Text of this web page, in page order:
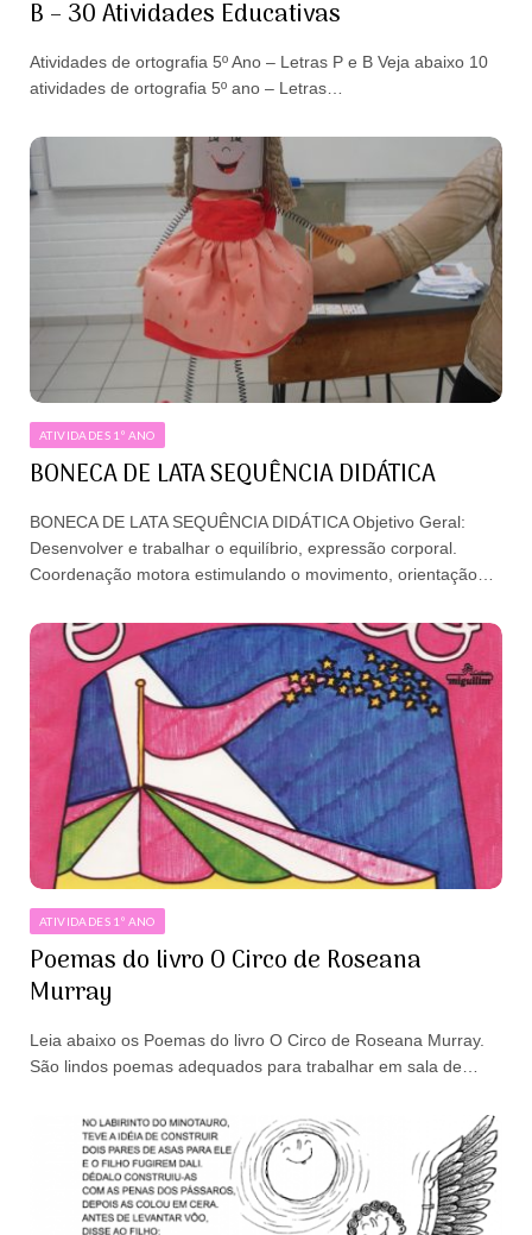
B – 30 Atividades Educativas
Atividades de ortografia 5º Ano – Letras P e B Veja abaixo 10
atividades de ortografia 5º ano – Letras…
ATIVIDADES 1º ANO
BONECA DE LATA SEQUÊNCIA DIDÁTICA
BONECA DE LATA SEQUÊNCIA DIDÁTICA Objetivo Geral:
Desenvolver e trabalhar o equilíbrio, expressão corporal.
Coordenação motora estimulando o movimento, orientação…
ATIVIDADES 1º ANO
Poemas do livro O Circo de Roseana
Murray
Leia abaixo os Poemas do livro O Circo de Roseana Murray.
São lindos poemas adequados para trabalhar em sala de…